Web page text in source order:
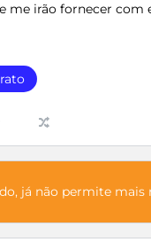
me irão fornecer com
já não permite mais